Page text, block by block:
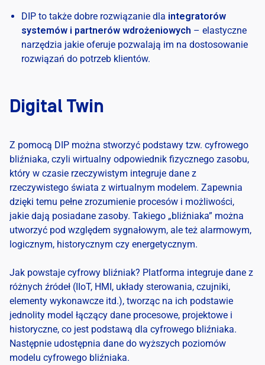
DIP to także dobre rozwiązanie dla integratorów
systemów i partnerów wdrożeniowych – elastyczne
narzędzia jakie oferuje pozwalają im na dostosowanie
rozwiązań do potrzeb klientów.
Digital Twin
Z pomocą DIP można stworzyć podstawy tzw. cyfrowego
bliźniaka, czyli wirtualny odpowiednik fizycznego zasobu,
który w czasie rzeczywistym integruje dane z
rzeczywistego świata z wirtualnym modelem. Zapewnia
dzięki temu pełne zrozumienie procesów i możliwości,
jakie dają posiadane zasoby. Takiego „bliźniaka” można
utworzyć pod względem sygnałowym, ale też alarmowym,
logicznym, historycznym czy energetycznym.
Jak powstaje cyfrowy bliźniak? Platforma integruje dane z
różnych źródeł (IIoT, HMI, układy sterowania, czujniki,
elementy wykonawcze itd.), tworząc na ich podstawie
jednolity model łączący dane procesowe, projektowe i
historyczne, co jest podstawą dla cyfrowego bliźniaka.
Następnie udostępnia dane do wyższych poziomów
modelu cyfrowego bliźniaka.